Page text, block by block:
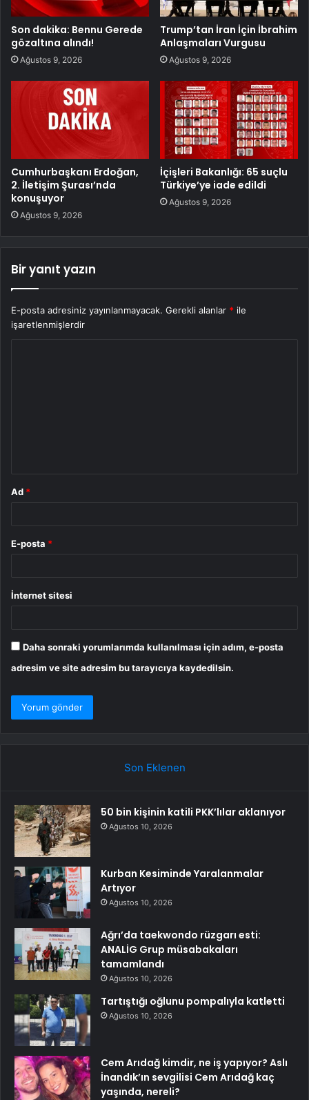
Son dakika: Bennu Gerede
gözaltına alındı!
Ağustos 9, 2026
Trump’tan İran İçin İbrahim
Anlaşmaları Vurgusu
Ağustos 9, 2026
Cumhurbaşkanı Erdoğan,
2. İletişim Şurası’nda
konuşuyor
Ağustos 9, 2026
İçişleri Bakanlığı: 65 suçlu
Türkiye’ye iade edildi
Ağustos 9, 2026
Bir yanıt yazın
E-posta adresiniz yayınlanmayacak. Gerekli alanlar * ile
işaretlenmişlerdir
Ad *
E-posta *
İnternet sitesi
Daha sonraki yorumlarımda kullanılması için adım, e-posta
adresim ve site adresim bu tarayıcıya kaydedilsin.
Son Eklenen
50 bin kişinin katili PKK’lılar aklanıyor
Ağustos 10, 2026
Kurban Kesiminde Yaralanmalar
Artıyor
Ağustos 10, 2026
Ağrı’da taekwondo rüzgarı esti:
ANALİG Grup müsabakaları
tamamlandı
Ağustos 10, 2026
Tartıştığı oğlunu pompalıyla katletti
Ağustos 10, 2026
Cem Arıdağ kimdir, ne iş yapıyor? Aslı
İnandık’ın sevgilisi Cem Arıdağ kaç
yaşında, nereli?